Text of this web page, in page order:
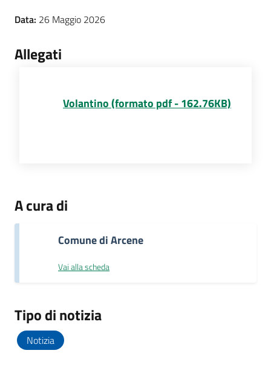
Data: 26 Maggio 2026
Allegati
Volantino (formato pdf - 162.76KB)
A cura di
Comune di Arcene
Vai alla scheda
Tipo di notizia
Notizia